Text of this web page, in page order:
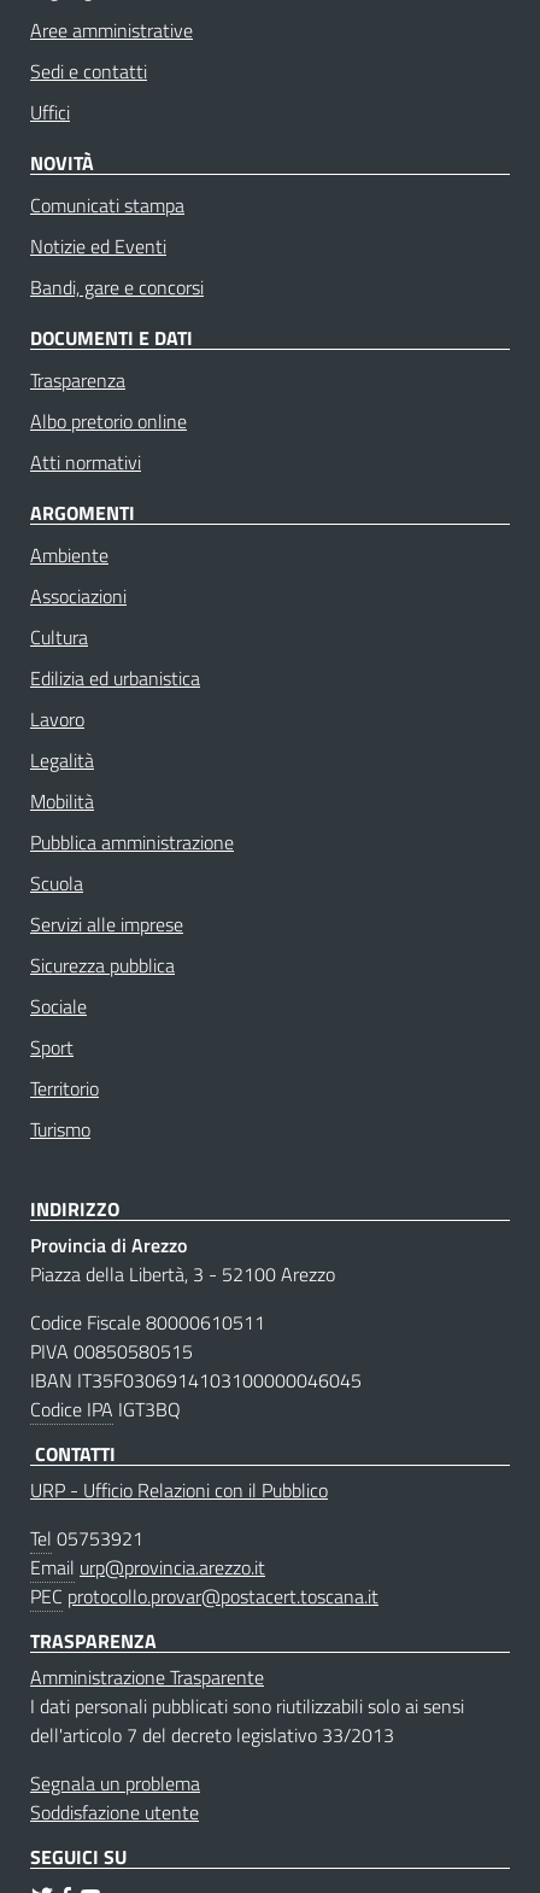
Aree amministrative
Sedi e contatti
Uffici
NOVITÀ
Comunicati stampa
Notizie ed Eventi
Bandi, gare e concorsi
DOCUMENTI E DATI
Trasparenza
Albo pretorio online
Atti normativi
ARGOMENTI
Ambiente
Associazioni
Cultura
Edilizia ed urbanistica
Lavoro
Legalità
Mobilità
Pubblica amministrazione
Scuola
Servizi alle imprese
Sicurezza pubblica
Sociale
Sport
Territorio
Turismo
INDIRIZZO
Provincia di Arezzo
Piazza della Libertà, 3 - 52100 Arezzo
Codice Fiscale 80000610511
PIVA 00850580515
IBAN IT35F0306914103100000046045
Codice IPA IGT3BQ
CONTATTI
URP - Ufficio Relazioni con il Pubblico
Tel 05753921
Email urp@provincia.arezzo.it
PEC protocollo.provar@postacert.toscana.it
TRASPARENZA
Amministrazione Trasparente
I dati personali pubblicati sono riutilizzabili solo ai sensi
dell'articolo 7 del decreto legislativo 33/2013
Segnala un problema
Soddisfazione utente
SEGUICI SU